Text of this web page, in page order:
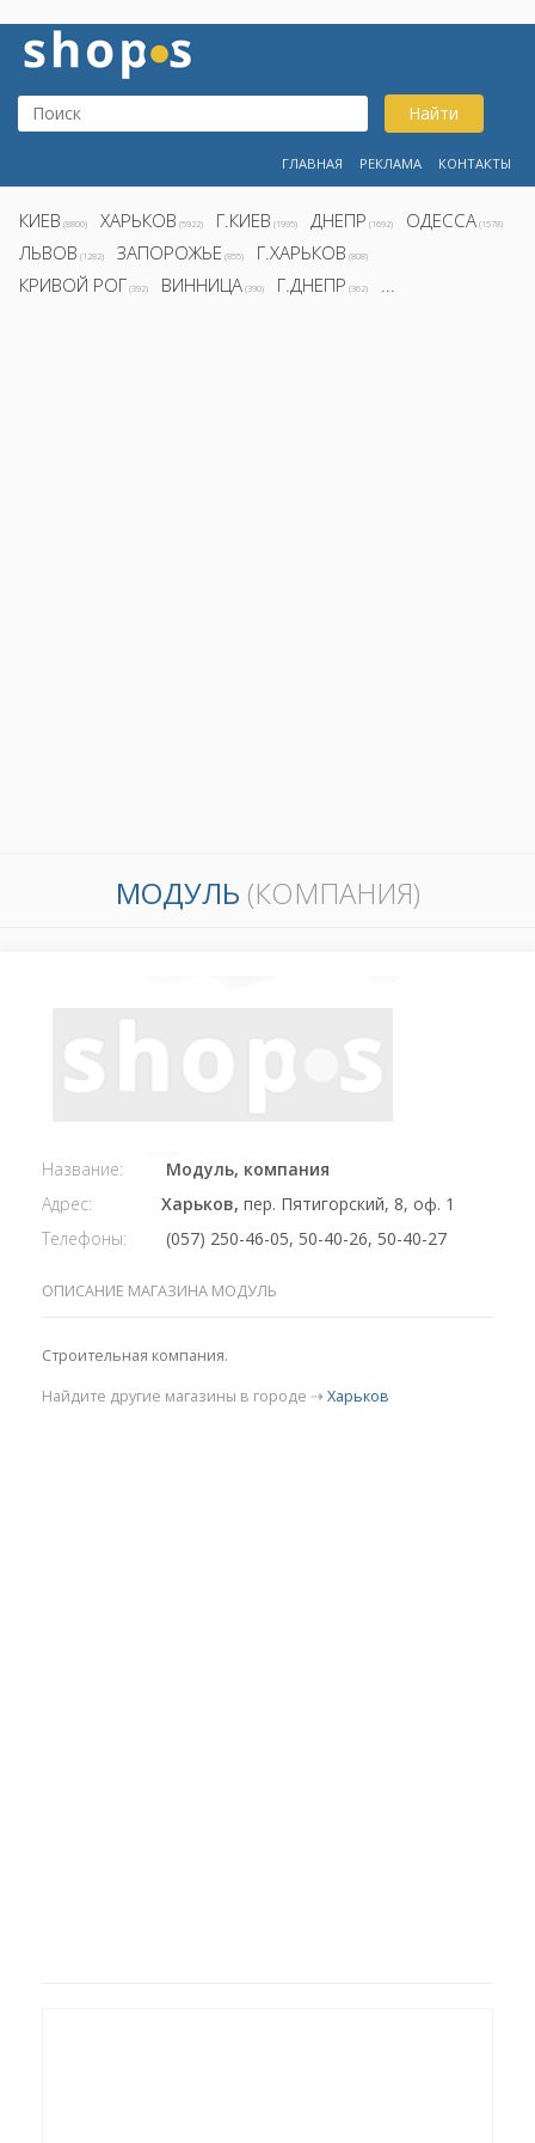
Найти
ГЛАВНАЯ РЕКЛАМА КОНТАКТЫ
КИЕВ (8800) ХАРЬКОВ (5922) Г.КИЕВ (1995) ДНЕПР (1692) ОДЕССА (1578)
ЛЬВОВ (1282) ЗАПОРОЖЬЕ (855) Г.ХАРЬКОВ (808)
КРИВОЙ РОГ (392) ВИННИЦА (390) Г.ДНЕПР (362) ...
МОДУЛЬ (КОМПАНИЯ)
Название:
Модуль, компания
Адрес:
Харьков, пер. Пятигорский, 8, оф. 1
Телефоны:
(057) 250-46-05, 50-40-26, 50-40-27
ОПИСАНИЕ МАГАЗИНА МОДУЛЬ
Строительная компания.
Найдите другие магазины в городе ⇢ Харьков